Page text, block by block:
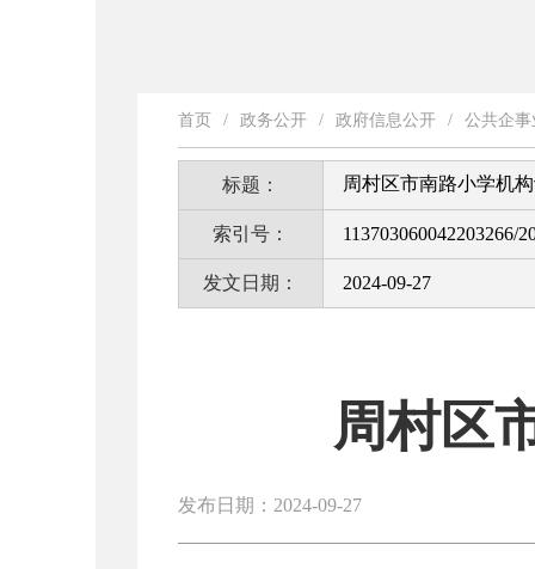
首页 / 政务公开 / 政府信息公开 / 公共企
标题： 周村区市南路小学机
索引号： 113703060042203266/
发文日期： 2024-09-27
周村区
发布日期：2024-09-27